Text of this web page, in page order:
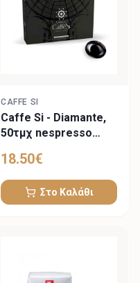
CAFFE SI
Caffe Si - Diamante,
50τμχ nespresso
συμβατές κάψουλες
18.50€
Στο Καλάθι